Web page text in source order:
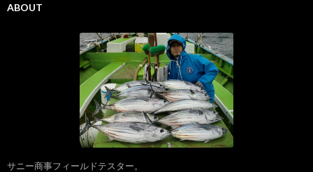
ABOUT
サニー商事フィールドテスター。